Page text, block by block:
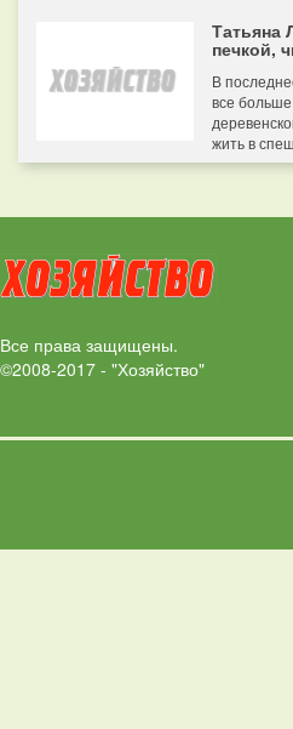
Татьяна
печкой,
В
все
жить в
Все права защищены.
©2008-2017 - "Хозяйство"